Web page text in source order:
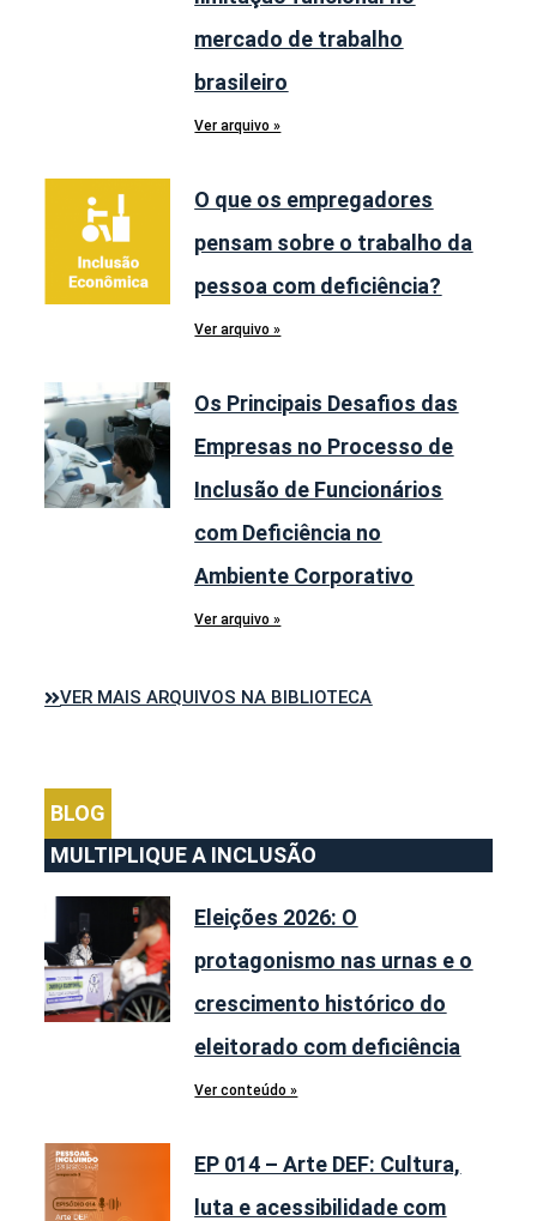
mercado de trabalho
brasileiro
Ver arquivo »
O que os empregadores
pensam sobre o trabalho da
pessoa com deficiência?
Ver arquivo »
Os Principais Desafios das
Empresas no Processo de
Inclusão de Funcionários
com Deficiência no
Ambiente Corporativo
Ver arquivo »
VER MAIS ARQUIVOS NA BIBLIOTECA
BLOG
MULTIPLIQUE A INCLUSÃO
Eleições 2026: O
protagonismo nas urnas e o
crescimento histórico do
eleitorado com deficiência
Ver conteúdo »
EP 014 – Arte DEF: Cultura,
luta e acessibilidade com